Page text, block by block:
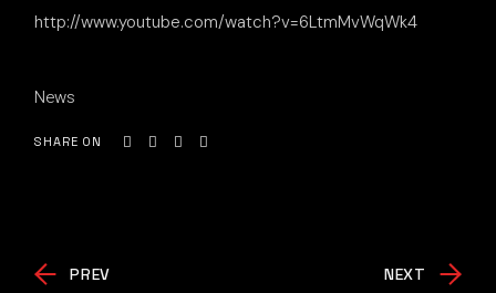
http://www.youtube.com/watch?v=6LtmMvWqWk4
News
SHARE ON
PREV NEXT